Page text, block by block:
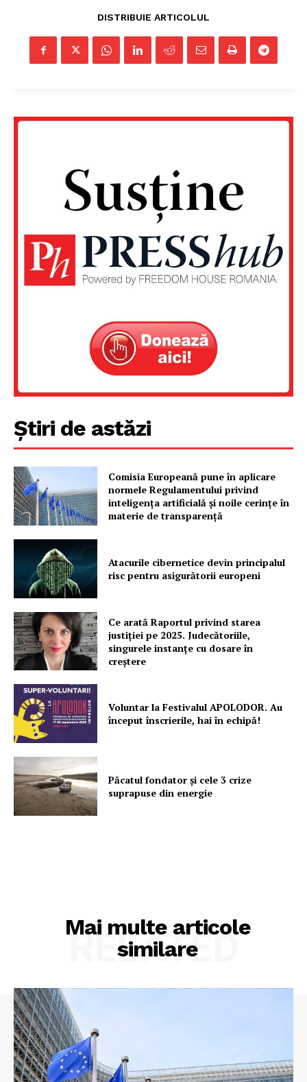
FREEDOM HOUSE ROMÂNIA
PRESShub
Despre noi / Echipa
Proiecte editoriale
Rețea
Contact
DISTRIBUIE ARTICOLUL
Știri de astăzi
Comisia Europeană pune în aplicare
normele Regulamentului privind
inteligența artificială și noile cerințe în
materie de transparență
Atacurile cibernetice devin principalul
risc pentru asigurătorii europeni
Ce arată Raportul privind starea
justiției pe 2025. Judecătoriile,
singurele instanțe cu dosare în
creștere
Voluntar la Festivalul APOLODOR. Au
început înscrierile, hai în echipă!
Păcatul fondator și cele 3 crize
suprapuse din energie
Mai multe articole
similare
RELATED